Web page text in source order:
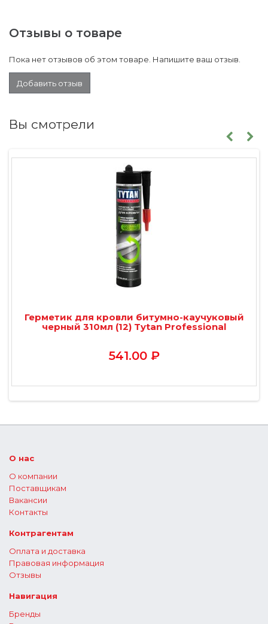
Отзывы о товаре
Пока нет отзывов об этом товаре. Напишите ваш отзыв.
Добавить отзыв
Вы смотрели
Герметик для кровли битумно-каучуковый
черный 310мл (12) Tytan Professional
541.00 ₽
О нас
О компании
Поставщикам
Вакансии
Контакты
Контрагентам
Оплата и доставка
Правовая информация
Отзывы
Навигация
Бренды